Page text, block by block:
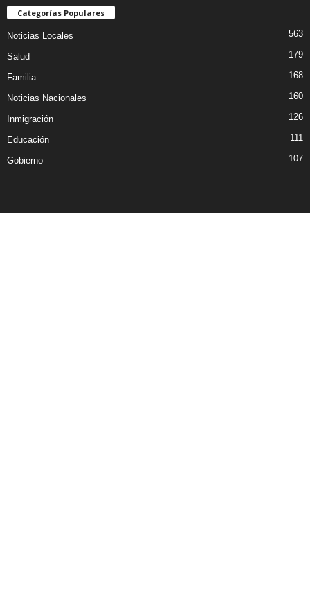
Categorías Populares
Noticias Locales 563
Salud 179
Familia 168
Noticias Nacionales 160
Inmigración 126
Educación 111
Gobierno 107